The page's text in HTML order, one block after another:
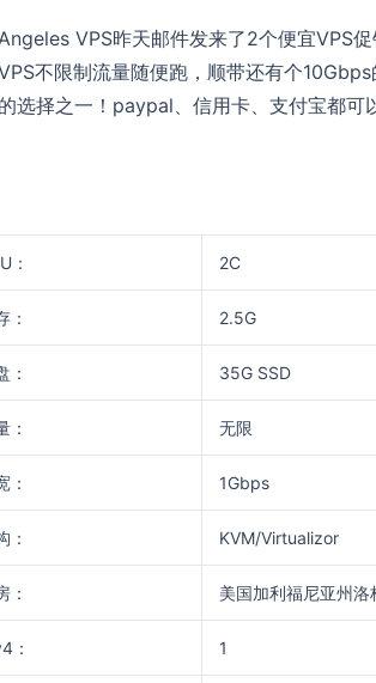
VPS昨天邮件发来了2个便宜VPS
不限制流量随便跑，顺带还有个
选择之一！paypal、信用卡、支付宝都可
： 2C
： 2.5G
： 35G SSD
： 无限
： 1Gbps
： KVM/Virtualizor
： 美国加利福尼亚州洛
： 1